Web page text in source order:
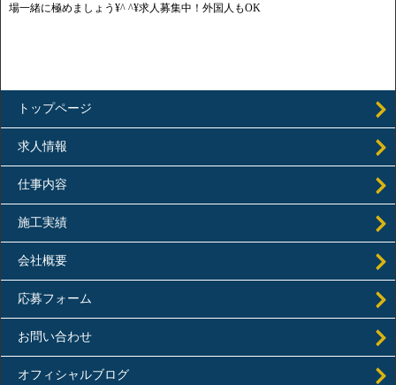
場一緒に極めましょう¥^ ^¥求人募集中！外国人もOK
トップページ
求人情報
仕事内容
施工実績
会社概要
応募フォーム
お問い合わせ
オフィシャルブログ